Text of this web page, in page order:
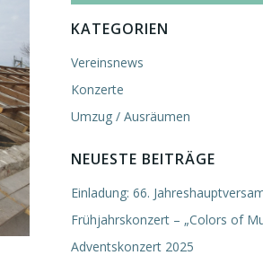
KATEGORIEN
Vereinsnews
Konzerte
Umzug / Ausräumen
NEUESTE BEITRÄGE
Einladung: 66.
Frühjahrskonzert – „Colors of
Adventskonzert 2025